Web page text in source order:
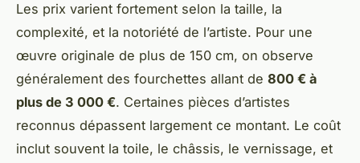
Les prix varient fortement selon la taille, la
complexité, et la notoriété de l’artiste. Pour une
œuvre originale de plus de 150 cm, on observe
généralement des fourchettes allant de 800 € à
plus de 3 000 €. Certaines pièces d’artistes
reconnus dépassent largement ce montant. Le coût
inclut souvent la toile, le châssis, le vernissage, et